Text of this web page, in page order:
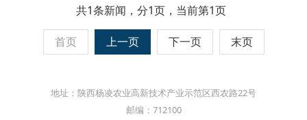
共1条新闻，分1页，当前第1页
首页 上一页 下一页 末页
地址：陕西杨凌农业高新技术产业示范区西农路22号
邮编：712100